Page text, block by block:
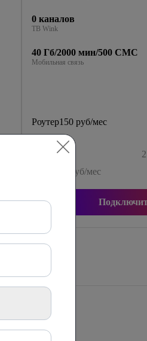
0 каналов
ТВ Wink
40 Гб/2000 мин/500 СМС
Мобильная связь
Роутер150 руб/мес
Акция 2
руб/мес